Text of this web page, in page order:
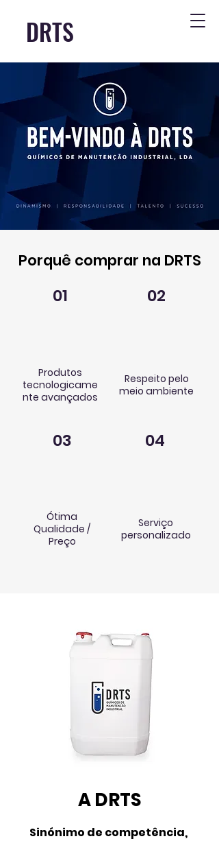
DRTS
Porquê comprar na DRTS
01
Produtos
tecnologicame
nte avançados
03
Ótima
Qualidade /
Preço
02
Respeito pelo
meio ambiente
04
Serviço
personalizado
A DRTS
Sinónimo de competência,